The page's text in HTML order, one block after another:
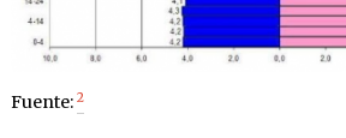
Fuente: 2